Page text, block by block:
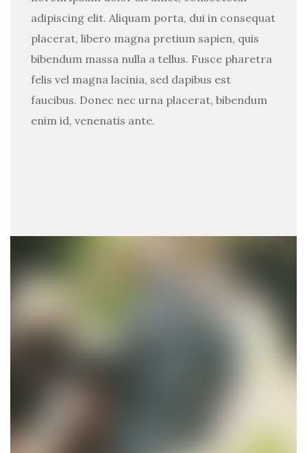
adipiscing elit. Aliquam porta, dui in consequat
placerat, libero magna pretium sapien, quis
bibendum massa nulla a tellus. Fusce pharetra
felis vel magna lacinia, sed dapibus est
faucibus. Donec nec urna placerat, bibendum
enim id, venenatis ante.